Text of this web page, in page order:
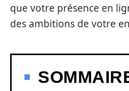
que votre présence en
des ambitions de votre